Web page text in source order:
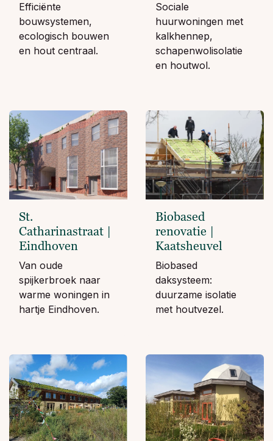
Efficiënte
bouwsystemen,
ecologisch bouwen
en hout centraal.
Sociale
huurwoningen met
kalkhennep,
schapenwolisolatie
en houtwol.
St.
Catharinastraat |
Eindhoven
Van oude
spijkerbroek naar
warme woningen in
hartje Eindhoven.
Biobased
renovatie |
Kaatsheuvel
Biobased
daksysteem:
duurzame isolatie
met houtvezel.